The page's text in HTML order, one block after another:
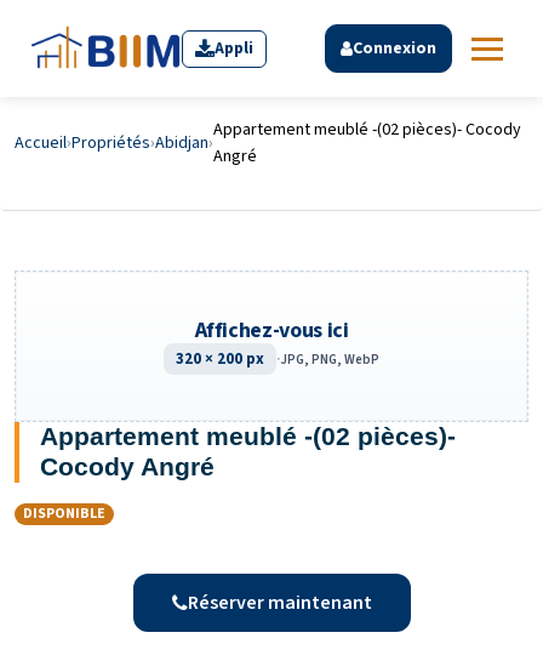
Appli Connexion
Accueil›Propriétés›Abidjan›
Appartement meublé -(02 pièces)- Cocody
Angré
Appartement meublé -(02 pièces)-
Cocody Angré
DISPONIBLE
Réserver maintenant
Affichez-vous ici
320 × 200 px ·JPG, PNG, WebP